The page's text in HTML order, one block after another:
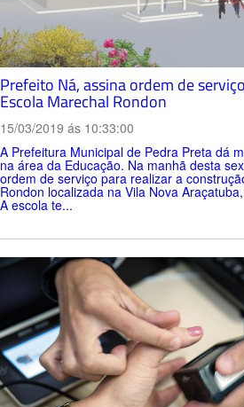
Prefeito Ná, assina ordem de
Escola Marechal Rondon
15/03/2019 ás 10:33:00
A Prefeitura Municipal de Pedra Preta dá
na área da Educação. Na manhã desta
ordem de serviço para realizar a
Rondon localizada na Vila Nova
A escola te...